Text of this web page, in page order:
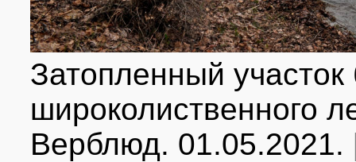
Затопленный
широколиственного
Верблюд. 01.05.2021.